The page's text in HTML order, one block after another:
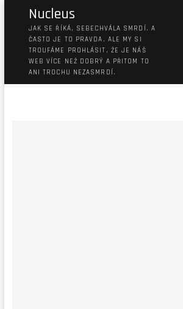
Nucleus
JAK SE ŘÍKÁ, SEBECHVÁLA SMRDÍ. A
ČASTO JE TO PRAVDA. ALE MY SI
TROUFÁME PROHLÁSIT, ŽE JE NÁŠ
WEB VÍCE NEŽ DOBRÝ A PŘITOM TO
ANI TROCHU NEZASMRDÍ.